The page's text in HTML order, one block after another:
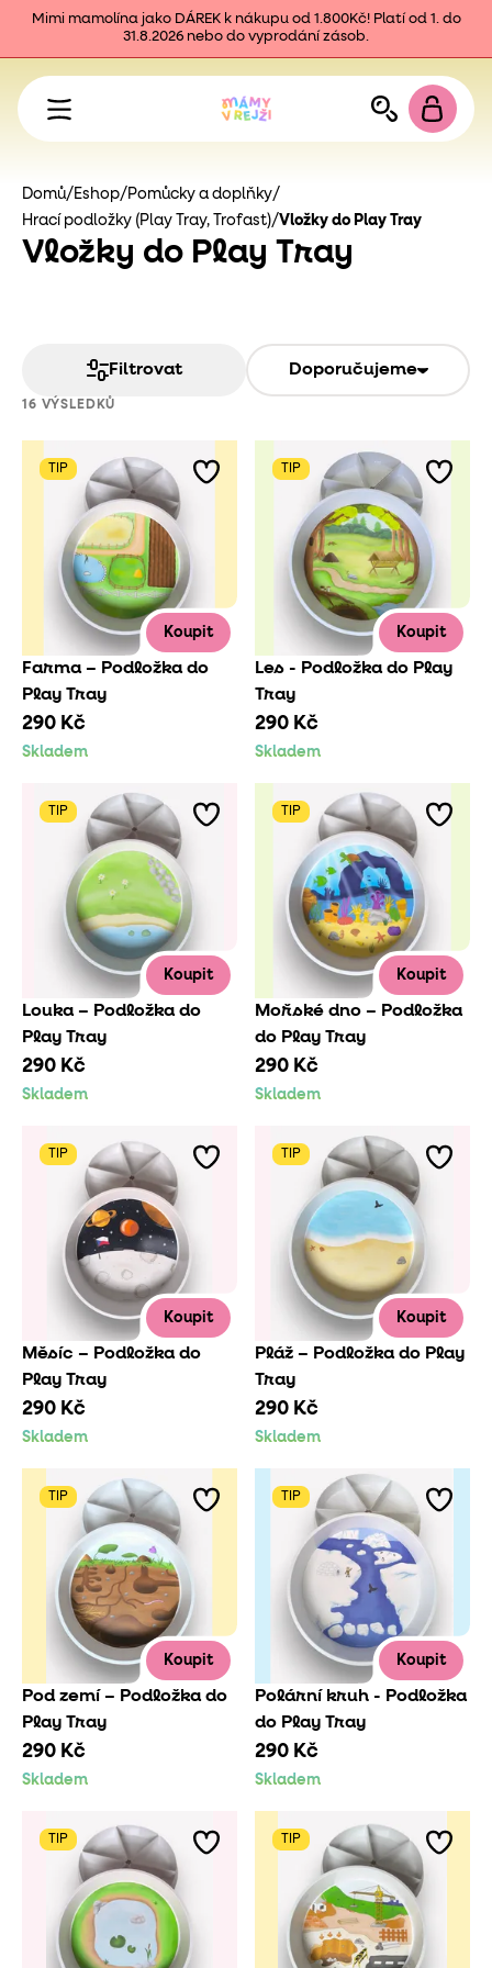
Mimi mamolína jako DÁREK k nákupu od 1.800Kč! Platí od 1. do
31.8.2026 nebo do vyprodání zásob.
Domů/ Eshop/ Pomůcky a doplňky/
Hrací podložky (Play Tray, Trofast)/Vložky do Play Tray
Vložky do Play Tray
Filtrovat Doporučujeme
16 VÝSLEDKŮ
TIP
Koupit
Farma – Podložka do
Play Tray
290 Kč
Skladem
TIP
Koupit
Les - Podložka do Play
Tray
290 Kč
Skladem
TIP
Koupit
Louka – Podložka do
Play Tray
290 Kč
Skladem
TIP
Koupit
Mořské dno – Podložka
do Play Tray
290 Kč
Skladem
TIP
Koupit
Měsíc – Podložka do
Play Tray
290 Kč
Skladem
TIP
Koupit
Pláž – Podložka do Play
Tray
290 Kč
Skladem
TIP
Koupit
Pod zemí – Podložka do
Play Tray
290 Kč
Skladem
TIP
Koupit
Polární kruh - Podložka
do Play Tray
290 Kč
Skladem
TIP TIP